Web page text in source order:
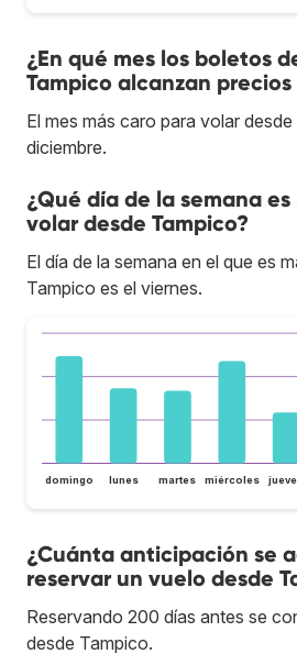
¿En qué mes los boletos
Tampico alcanzan precios
El mes más caro para volar
diciembre.
¿Qué día de la semana
volar desde Tampico?
El día de la semana en el que es
Tampico es el viernes.
domingo lunes martes miércoles
¿Cuánta anticipación se
reservar un vuelo desde
Reservando 200 días antes se
desde Tampico.